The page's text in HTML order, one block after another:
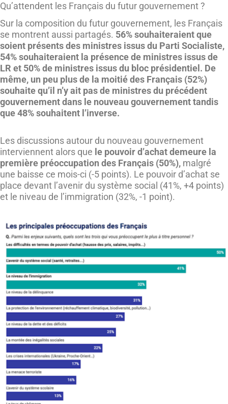
Qu’attendent les Français du futur gouvernement ?
Sur la composition du futur gouvernement, les Français
se montrent aussi partagés. 56% souhaiteraient que
soient présents des ministres issus du Parti Socialiste,
54% souhaiteraient la présence de ministres issus de
LR et 50% de ministres issus du bloc présidentiel. De
même, un peu plus de la moitié des Français (52%)
souhaite qu’il n’y ait pas de ministres du précédent
gouvernement dans le nouveau gouvernement tandis
que 48% souhaitent l’inverse.
Les discussions autour du nouveau gouvernement
interviennent alors que le pouvoir d’achat demeure la
première préoccupation des Français (50%), malgré
une baisse ce mois-ci (-5 points). Le pouvoir d’achat se
place devant l’avenir du système social (41%, +4 points)
et le niveau de l’immigration (32%, -1 point).